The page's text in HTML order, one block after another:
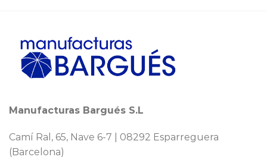
Manufacturas Bargués S.L
Camí Ral, 65, Nave 6-7 | 08292 Esparreguera
(Barcelona)